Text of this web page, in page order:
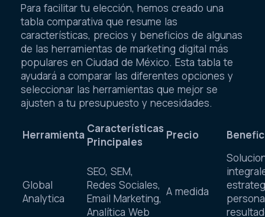
Para facilitar tu elección, hemos creado una
tabla comparativa que resume las
características, precios y beneficios de algunas
de las herramientas de marketing digital más
populares en Ciudad de México. Esta tabla te
ayudará a comparar las diferentes opciones y
seleccionar las herramientas que mejor se
ajusten a tu presupuesto y necesidades.
Herramienta Características
Principales
Precio
Global
Analytica
SEO, SEM,
Redes Sociales,
Email Marketing,
Analítica Web
A medida